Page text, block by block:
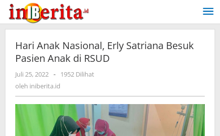
Lewati
konten
Hari Anak Nasional, Erly Satriana Besuk
Pasien Anak di RSUD
Juli 25, 2022 oleh
iniberita.id
-
1952 Dilihat
oleh iniberita.id